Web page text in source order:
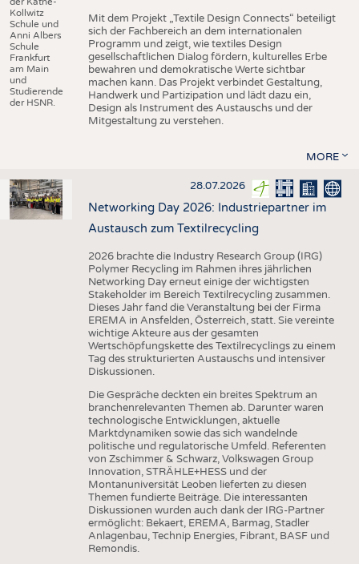
Kollwitz
Schule und
Anni Albers
Schule
Frankfurt
am Main
und
Studierende
der HSNR.
Mit dem Projekt „Textile Design Connects“ beteiligt
sich der Fachbereich an dem internationalen
Programm und zeigt, wie textiles Design
gesellschaftlichen Dialog fördern, kulturelles Erbe
bewahren und demokratische Werte sichtbar
machen kann. Das Projekt verbindet Gestaltung,
Handwerk und Partizipation und lädt dazu ein,
Design als Instrument des Austauschs und der
Mitgestaltung zu verstehen.
MORE
28.07.2026
Networking Day 2026: Industriepartner im
Austausch zum Textilrecycling
2026 brachte die Industry Research Group (IRG)
Polymer Recycling im Rahmen ihres jährlichen
Networking Day erneut einige der wichtigsten
Stakeholder im Bereich Textilrecycling zusammen.
Dieses Jahr fand die Veranstaltung bei der Firma
EREMA in Ansfelden, Österreich, statt. Sie vereinte
wichtige Akteure aus der gesamten
Wertschöpfungskette des Textilrecyclings zu einem
Tag des strukturierten Austauschs und intensiver
Diskussionen.
Die Gespräche deckten ein breites Spektrum an
branchenrelevanten Themen ab. Darunter waren
technologische Entwicklungen, aktuelle
Marktdynamiken sowie das sich wandelnde
politische und regulatorische Umfeld. Referenten
von Zschimmer & Schwarz, Volkswagen Group
Innovation, STRÄHLE+HESS und der
Montanuniversität Leoben lieferten zu diesen
Themen fundierte Beiträge. Die interessanten
Diskussionen wurden auch dank der IRG-Partner
ermöglicht: Bekaert, EREMA, Barmag, Stadler
Anlagenbau, Technip Energies, Fibrant, BASF und
Remondis.